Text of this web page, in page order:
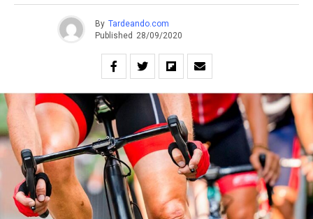
By Tardeando.com
Published 28/09/2020